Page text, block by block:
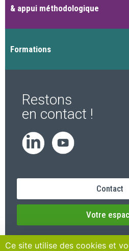
& appui méthodologique
Formations
Restons
en contact !
Contact
Votre
Ce site utilise des cookies et